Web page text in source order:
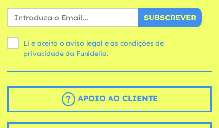
SUBSCREVER
Li e aceito o aviso legal e as condições
privacidade da Funidelia.
APOIO AO CLIENTE